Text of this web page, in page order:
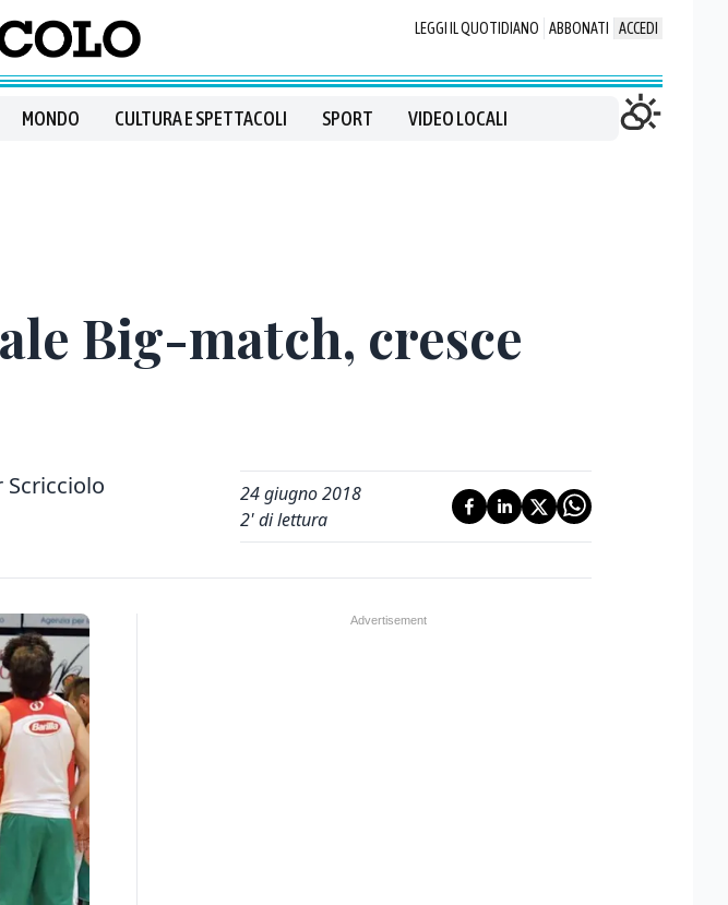
LEGGI IL QUOTIDIANO ABBONATI ACCEDI
MONDO CULTURA E SPETTACOLI SPORT VIDEO LOCALI
Big-match, cresce
Scricciolo
24 giugno 2018
2' di lettura